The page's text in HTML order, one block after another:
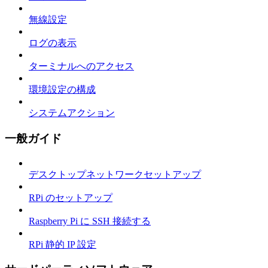
無線設定
ログの表示
ターミナルへのアクセス
環境設定の構成
システムアクション
一般ガイド
デスクトップネットワークセットアップ
RPi のセットアップ
Raspberry Pi に SSH 接続する
RPi 静的 IP 設定